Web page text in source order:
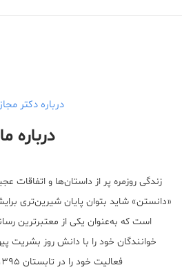
درباره دکتر
درباره ما
زندگی روزمره پر از داستان‌ها و اتفاقات
«دانستن» شاید بتوان پایان شیرین‌تری
است که به‌عنوان یکی از معتبر‌ترین
خوانندگان خود را با دانش روز
فعالیت خود را در تابستان ۱۳۹۵ آغاز نموده است.